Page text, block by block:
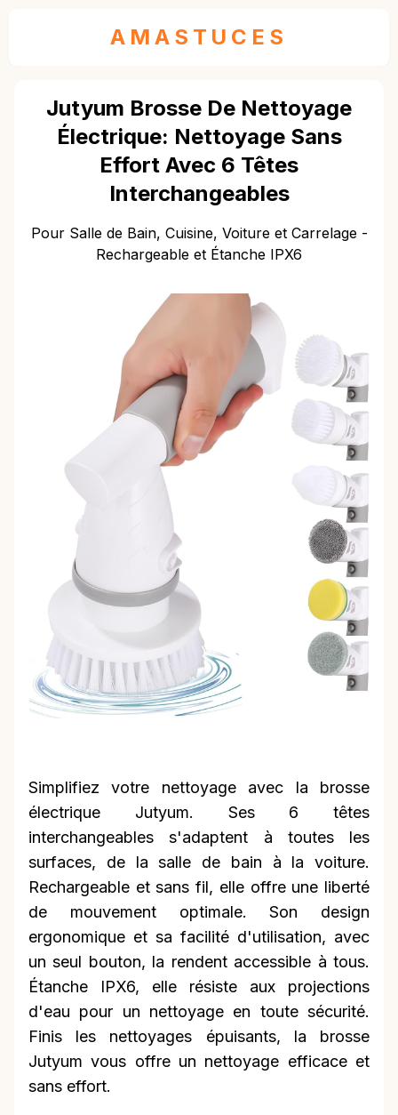
AMASTUCES
Jutyum Brosse De Nettoyage
Électrique: Nettoyage Sans
Effort Avec 6 Têtes
Interchangeables
Pour Salle de Bain, Cuisine, Voiture et Carrelage -
Rechargeable et Étanche IPX6
Simplifiez votre nettoyage avec la brosse
électrique Jutyum. Ses 6 têtes
interchangeables s'adaptent à toutes les
surfaces, de la salle de bain à la voiture.
Rechargeable et sans fil, elle offre une liberté
de mouvement optimale. Son design
ergonomique et sa facilité d'utilisation, avec
un seul bouton, la rendent accessible à tous.
Étanche IPX6, elle résiste aux projections
d'eau pour un nettoyage en toute sécurité.
Finis les nettoyages épuisants, la brosse
Jutyum vous offre un nettoyage efficace et
sans effort.